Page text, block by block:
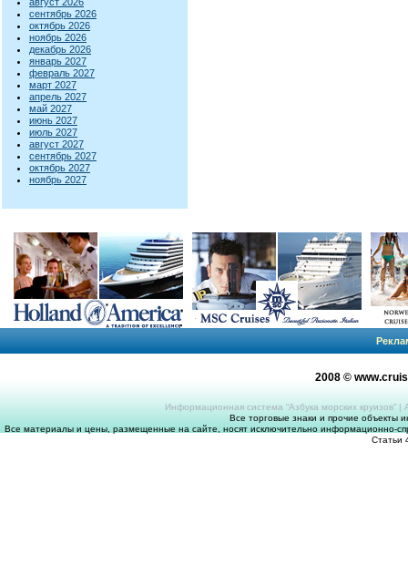
сентябрь 2026
октябрь 2026
ноябрь 2026
декабрь 2026
январь 2027
февраль 2027
март 2027
апрель 2027
май 2027
июнь 2027
июль 2027
август 2027
сентябрь 2027
октябрь 2027
ноябрь 2027
2008 ©
Информационная система “Азбука морских круизов” |
Все торговые знаки и прочие объекты
Все материалы и цены, размещенные на сайте, носят исключительно информационно-
Статьи